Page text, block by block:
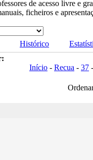
de acesso livre e
ficheiros e
Histórico
Início - Recua - 37 -